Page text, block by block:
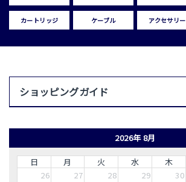
カートリッジ ケーブル アクセサリー
ショッピングガイド
2026年 8月
日 月 火 水 木
26
27 28 29 30